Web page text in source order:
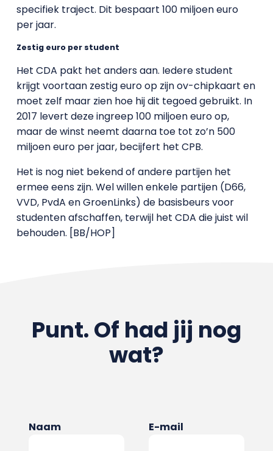
specifiek traject. Dit bespaart 100 miljoen euro
per jaar.
Zestig euro per student
Het CDA pakt het anders aan. Iedere student
krijgt voortaan zestig euro op zijn ov-chipkaart en
moet zelf maar zien hoe hij dit tegoed gebruikt. In
2017 levert deze ingreep 100 miljoen euro op,
maar de winst neemt daarna toe tot zo’n 500
miljoen euro per jaar, becijfert het CPB.
Het is nog niet bekend of andere partijen het
ermee eens zijn. Wel willen enkele partijen (D66,
VVD, PvdA en GroenLinks) de basisbeurs voor
studenten afschaffen, terwijl het CDA die juist wil
behouden. [BB/HOP]
Punt. Of had jij nog
wat?
Naam E-mail